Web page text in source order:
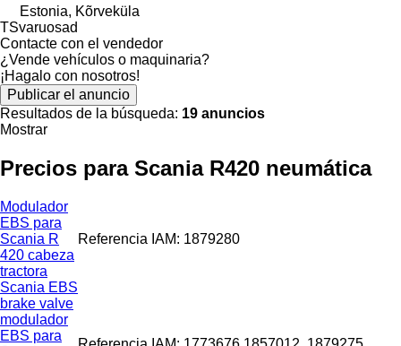
Estonia, Kõrveküla
TSvaruosad
Contacte con el vendedor
¿Vende vehículos o maquinaria?
¡Hagalo con nosotros!
Publicar el anuncio
Resultados de la búsqueda: 19 anuncios
Mostrar
Precios para Scania R420 neumática
Modulador
EBS para
Scania R
420 cabeza
tractora
Referencia IAM: 1879280
Scania EBS
brake valve
modulador
EBS para